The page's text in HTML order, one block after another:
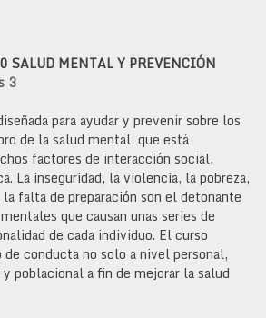
SALUD MENTAL Y PREVENCIÓN
3
para ayudar y prevenir sobre los
de la salud mental, que está
factores de interacción social,
La inseguridad, la violencia, la pobreza,
falta de preparación son el detonante
que causan unas series de
de cada individuo. El curso
conducta no solo a nivel personal,
poblacional a fin de mejorar la salud